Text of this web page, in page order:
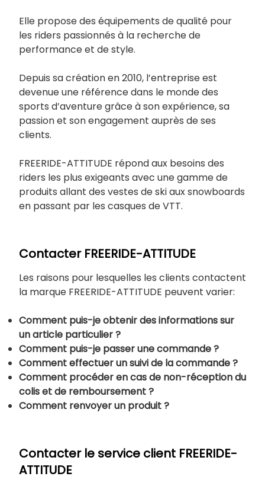
Elle propose des équipements de qualité pour
les riders passionnés à la recherche de
performance et de style.
Depuis sa création en 2010, l’entreprise est
devenue une référence dans le monde des
sports d’aventure grâce à son expérience, sa
passion et son engagement auprès de ses
clients.
FREERIDE-ATTITUDE répond aux besoins des
riders les plus exigeants avec une gamme de
produits allant des vestes de ski aux snowboards
en passant par les casques de VTT.
Contacter FREERIDE-ATTITUDE
Les raisons pour lesquelles les clients contactent
la marque FREERIDE-ATTITUDE peuvent varier:
Comment puis-je obtenir des informations sur
un article particulier ?
Comment puis-je passer une commande ?
Comment effectuer un suivi de la commande ?
Comment procéder en cas de non-réception du
colis et de remboursement ?
Comment renvoyer un produit ?
Contacter le service client FREERIDE-
ATTITUDE